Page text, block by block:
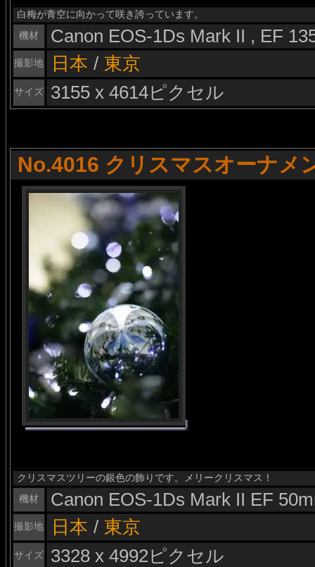
白梅が青空に向かって咲き誇っています。
機材
Canon EOS-1Ds Mark II , EF
撮影地 日本 / 東京
サイズ 3155 x 4614ピクセル
No.4016 クリスマスオーナメ
クリスマスツリーの銀色の飾りです。メリークリスマス！
機材
Canon EOS-1Ds Mark II EF
撮影地 日本 / 東京
サイズ 3328 x 4992ピクセル